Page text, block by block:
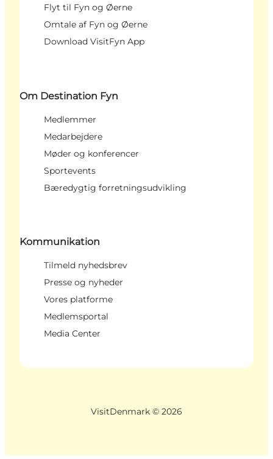
Flyt til Fyn og Øerne
Omtale af Fyn og Øerne
Download VisitFyn App
Om Destination Fyn
Medlemmer
Medarbejdere
Møder og konferencer
Sportevents
Bæredygtig forretningsudvikling
Kommunikation
Tilmeld nyhedsbrev
Presse og nyheder
Vores platforme
Medlemsportal
Media Center
VisitDenmark © 2026